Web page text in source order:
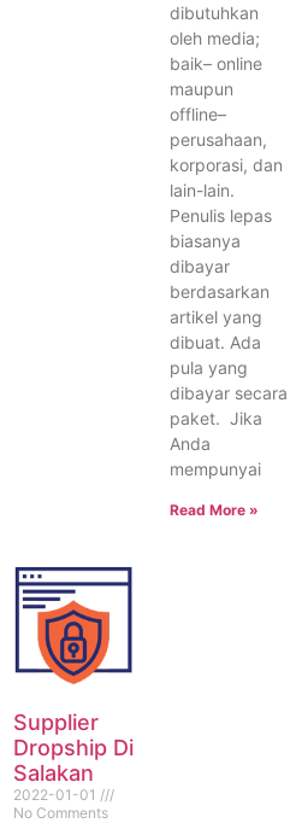
dibutuhkan
oleh media;
baik– online
maupun
offline–
perusahaan,
korporasi, dan
lain-lain.
Penulis lepas
biasanya
dibayar
berdasarkan
artikel yang
dibuat. Ada
pula yang
dibayar secara
paket. Jika
Anda
mempunyai
Read More »
Supplier
Dropship Di
Salakan
2022-01-01
No Comments